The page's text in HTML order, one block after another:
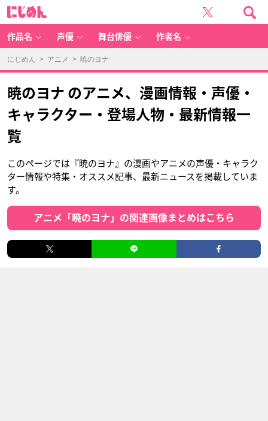
作品名 声優 舞台俳優 作者名
にじめん > アニメ > 暁のヨナ
暁のヨナ のアニメ、漫画情報・声優・
キャラクター・登場人物・最新情報一
覧
このページでは『暁のヨナ』の漫画やアニメの声優・キャラク
ター情報や特集・オススメ記事、最新ニュースを掲載していま
す。
アニメ「暁のヨナ」の関連画像まとめはこちら